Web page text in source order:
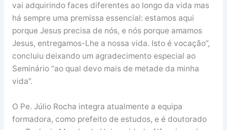
vai adquirindo faces diferentes ao longo da vida mas
há sempre uma premissa essencial: estamos aqui
porque Jesus precisa de nós, e nós porque amamos
Jesus, entregamos-Lhe a nossa vida. Isto é vocação”,
concluiu deixando um agradecimento especial ao
Seminário “ao qual devo mais de metade da minha
vida”.
O Pe. Júlio Rocha integra atualmente a equipa
formadora, como prefeito de estudos, e é doutorado